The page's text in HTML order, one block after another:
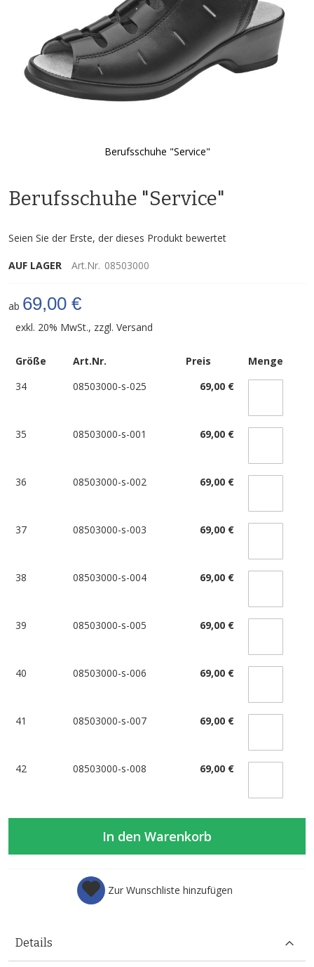
Berufsschuhe "Service"
der
Berufsschuhe "Service"
Seien Sie der Erste, der dieses Produkt bewertet
AUF LAGER Art.Nr. 08503000
ab 69,00 €
exkl. 20% MwSt., zzgl. Versand
Größe Art.Nr. Preis
Menge
34
08503000-s-025 69,00 €
35 08503000-s-001 69,00 €
36 08503000-s-002 69,00 €
37 08503000-s-003 69,00 €
38 08503000-s-004 69,00 €
39 08503000-s-005 69,00 €
40 08503000-s-006 69,00 €
41 08503000-s-007 69,00 €
42 08503000-s-008 69,00 €
In den Warenkorb
Zur Wunschliste hinzufügen
Details